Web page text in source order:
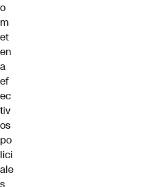
o
m
et
en
a
ef
ec
tiv
os
po
lici
ale
s